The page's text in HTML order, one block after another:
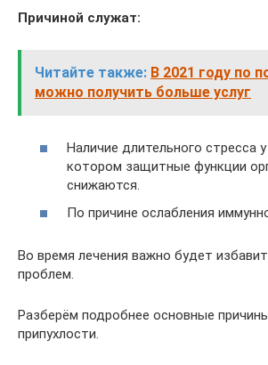
Причиной служат:
Читайте также: В 2021 году по
можно получить больше услуг
Наличие длительного стресса
котором защитные функции
снижаются.
По причине ослабления
Во время лечения важно будет
проблем.
Разберём подробнее основные
припухлости.